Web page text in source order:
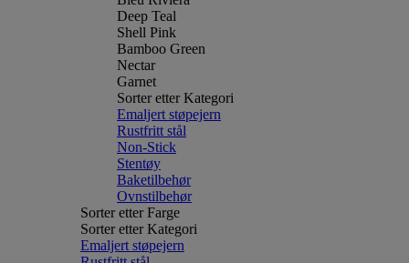
Deep Teal
Shell Pink
Bamboo Green
Nectar
Garnet
Sorter etter Kategori
Emaljert støpejern
Rustfritt stål
Non-Stick
Stentøy
Baketilbehør
Ovnstilbehør
Sorter etter Farge
Sorter etter Kategori
Emaljert støpejern